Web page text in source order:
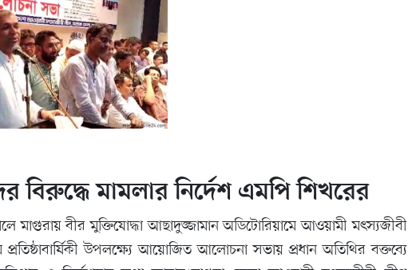
বিরুদ্ধে মামলার নির্দেশ এমপি শিখরের
মাগুরায় বীর মুক্তিযোদ্ধা আছাদুজ্জামান অডিটোরিয়ামে আওয়ামী মৎস্যজীবী
উপলক্ষ্যে আয়োজিত আলোচনা সভায় প্রধান অতিথির বক্তব্যে